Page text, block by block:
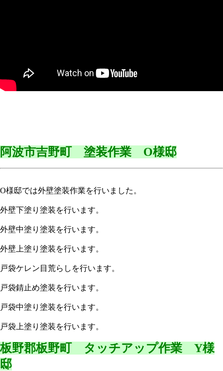
阿波市吉野町 塗装作業 O様邸
O様邸では外壁塗装作業を行いました。
外壁下塗り塗装を行います。
外壁中塗り塗装を行います。
外壁上塗り塗装を行います。
戸袋ケレン目荒らしを行います。
戸袋錆止め塗装を行います。
戸袋中塗り塗装を行います。
戸袋上塗り塗装を行います。
板野郡板野町 タッチアップ作業 Y様
邸